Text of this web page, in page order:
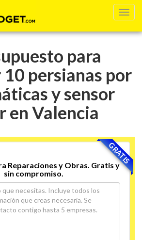
para
persianas por
y sensor
en Valencia
GRATIS
Reparaciones y Obras. Gratis y
sin compromiso.